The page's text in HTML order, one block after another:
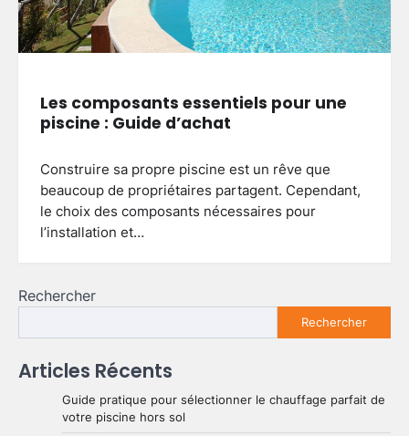
Les composants essentiels pour une
piscine : Guide d’achat
Construire sa propre piscine est un rêve que
beaucoup de propriétaires partagent. Cependant,
le choix des composants nécessaires pour
l’installation et…
Rechercher
Rechercher
Articles Récents
Guide pratique pour sélectionner le chauffage parfait de
votre piscine hors sol